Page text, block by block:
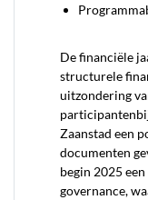
De financiële
structurele
uitzondering
Zaanstad een
documenten
begin 2025
governance,